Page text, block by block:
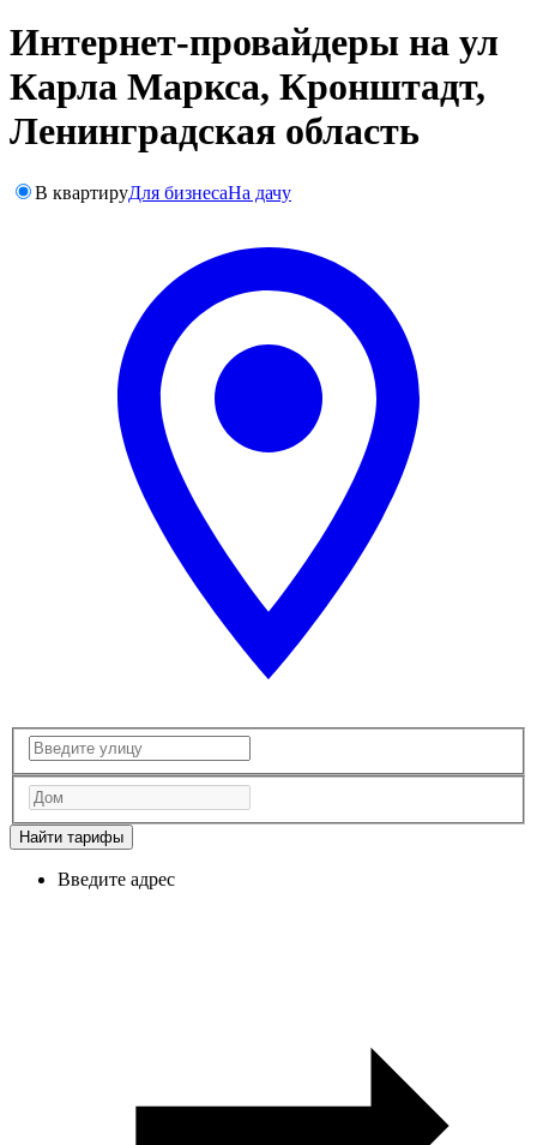
Интернет-провайдеры на ул
Карла Маркса, Кронштадт,
Ленинградская область
В квартируДля бизнесаНа дачу
Найти тарифы
Введите адрес